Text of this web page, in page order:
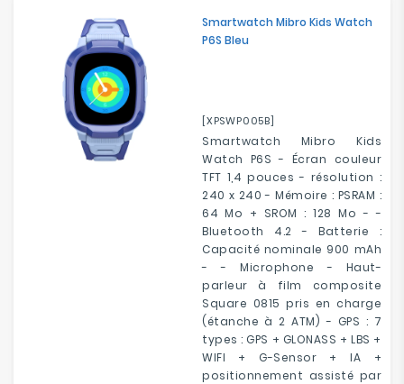
Smartwatch Mibro Kids Watch
P6S Bleu
[XPSWP005B]
Smartwatch Mibro Kids
Watch P6S - Écran couleur
TFT 1,4 pouces - résolution :
240 x 240 - Mémoire : PSRAM :
64 Mo + SROM : 128 Mo - -
Bluetooth 4.2 - Batterie :
Capacité nominale 900 mAh
- - Microphone - Haut-
parleur à film composite
Square 0815 pris en charge
(étanche à 2 ATM) - GPS : 7
types : GPS + GLONASS + LBS +
WIFI + G-Sensor + IA +
positionnement assisté par